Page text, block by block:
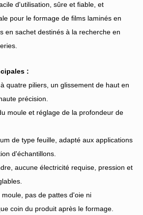
d'utilisation, sûre et fiable, et
pour le formage de films laminés en
en sachet destinés à la recherche en
:
quatre piliers, un glissement de haut en
précision.
moule et réglage de la profondeur de
de type feuille, adapté aux applications
d'échantillons.
aucune électricité requise, pression et
pas de pattes d'oie ni
coin du produit après le formage.